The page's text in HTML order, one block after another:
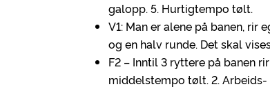
galopp. 5. Hurtigtempo tølt.
V1: Man er alene på banen,
og en halv runde. Det skal
F2 – Inntil 3 ryttere på banen
middelstempo tølt. 2.